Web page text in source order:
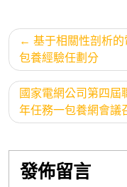
文
章
導
覽
基于相關性剖析
包養經驗任劃分
國家電網公司第四
年任務一包養網會議
發佈留言